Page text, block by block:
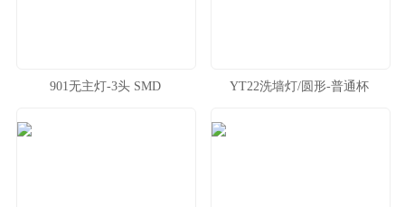
901无主灯-3头 SMD YT22洗墙灯/圆形-普通杯